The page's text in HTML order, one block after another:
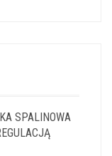
SPALINOWA